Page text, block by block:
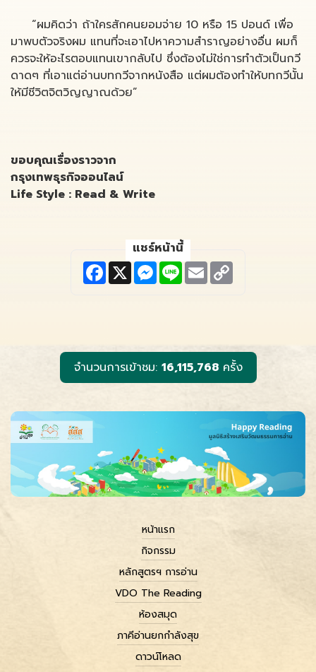
“ผมคิดว่า ถ้าใครสักคนยอมจ่าย 10 หรือ 15 ปอนด์ เพื่อ
มาพบตัวจริงผม แทนที่จะเอาไปหาความสำราญอย่างอื่น ผมก็
ควรจะให้อะไรตอบแทนเขากลับไป ซึ่งต้องไม่ใช่การทำตัวเป็นกวี
ดาดๆ ที่เอาแต่อ่านบทกวีจากหนังสือ แต่ผมต้องทำให้บทกวีนั้น
ให้มีชีวิตจิตวิญญาณด้วย”
ขอบคุณเรื่องราวจาก
กรุงเทพธุรกิจออนไลน์
Life Style : Read & Write
แชร์หน้านี้
F
a
c
X M
e
s
r
L
n
E
m
a
k
จำนวนการเข้าชม: 16,115,768ครั้ง
หน้าแรก
กิจกรรม
หลักสูตรฯ การอ่าน
VDO The Reading
ห้องสมุด
ภาคีอ่านยกกำลังสุข
ดาวน์โหลด